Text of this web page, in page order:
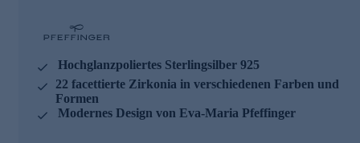
Hochglanzpoliertes Sterlingsilber 925
22 facettierte Zirkonia in verschiedenen Farben und
Formen
Modernes Design von Eva-Maria Pfeffinger